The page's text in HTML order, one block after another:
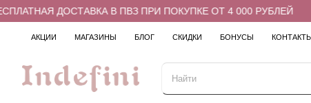
В ПВЗ ПРИ ПОКУПКЕ ОТ 4 000 РУБЛЕЙ
АКЦИИ МАГАЗИНЫ БЛОГ СКИДКИ БОНУСЫ